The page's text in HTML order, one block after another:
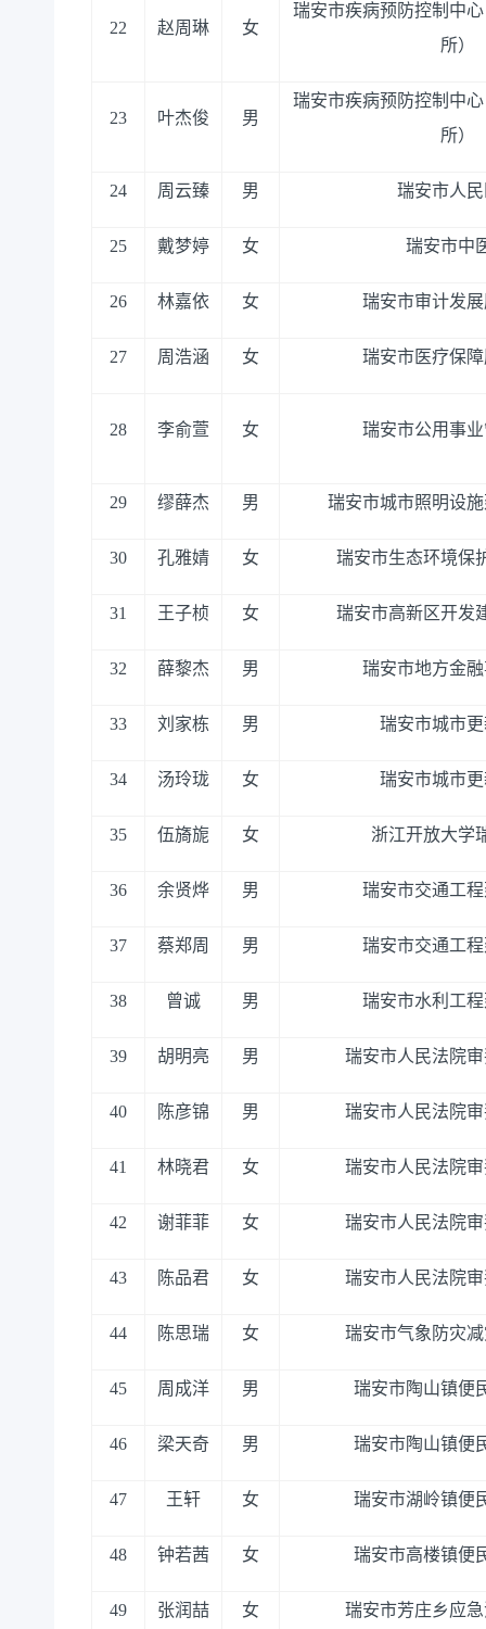
22 赵周琳 女
瑞安市疾病预防控制中
所）
23 叶杰俊 男
瑞安市疾病预防控制中
所）
24 周云臻 男 瑞安市人
25 戴梦婷 女 瑞安市中
26 林嘉依 女 瑞安市审计发
27 周浩涵 女 瑞安市医疗保
28 李俞萱 女 瑞安市公用事
29 缪薛杰 男 瑞安市城市照明设
30 孔雅婧 女 瑞安市生态环境保
31 王子桢 女 瑞安市高新区开发
32 薛黎杰 男 瑞安市地方金
33 刘家栋 男 瑞安市城市
34 汤玲珑 女 瑞安市城市
35 伍旖旎 女 浙江开放大学
36 余贤烨 男 瑞安市交通工
37 蔡郑周 男 瑞安市交通工
38 曾诚 男 瑞安市水利工
39 胡明亮 男 瑞安市人民法院
40 陈彦锦 男 瑞安市人民法院
41 林晓君 女 瑞安市人民法院
42 谢菲菲 女 瑞安市人民法院
43 陈品君 女 瑞安市人民法院
44 陈思瑞 女 瑞安市气象防灾
45 周成洋 男 瑞安市陶山镇便
46 梁天奇 男 瑞安市陶山镇便
47 王轩 女 瑞安市湖岭镇便
48 钟若茜 女 瑞安市高楼镇便
49 张润喆 女 瑞安市芳庄乡应